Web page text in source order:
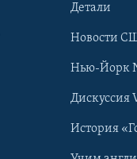
Детали
Новости
Нью-Йорк
Дискуссия
История